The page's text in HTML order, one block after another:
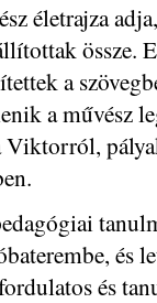
életrajza
össze.
a
a művész
és
és